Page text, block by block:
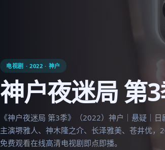
免费观
电视剧 · 2022 · 神户
神户夜迷局 第
《神户夜迷局 第3季》（2022）神户｜悬疑｜日
主演堺雅人、神木隆之介、长泽雅美、苍井优，
免费观看在线高清电视剧即点即播。